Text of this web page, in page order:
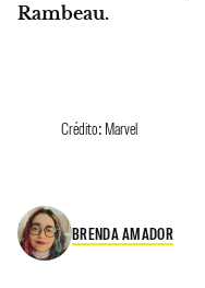
Rambeau.
Crédito: Marvel
BRENDA AMADOR